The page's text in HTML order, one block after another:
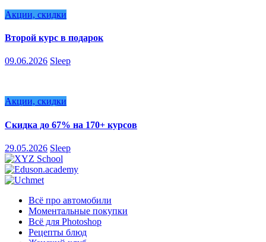
Акции, скидки
Второй курс в подарок
09.06.2026 Sleep
Акции, скидки
Скидка до 67% на 170+ курсов
29.05.2026 Sleep
Всё про автомобили
Моментальные покупки
Всё для Photoshop
Рецепты блюд